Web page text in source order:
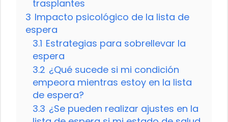
trasplantes
3 Impacto psicológico de la lista de
espera
3.1 Estrategias para sobrellevar la
espera
3.2 ¿Qué sucede si mi condición
empeora mientras estoy en la lista
de espera?
3.3 ¿Se pueden realizar ajustes en la